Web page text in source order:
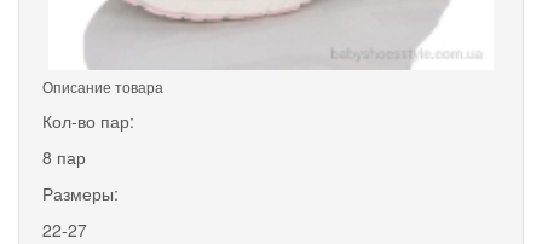
Описание товара
Кол-во пар:
8 пар
Размеры:
22-27